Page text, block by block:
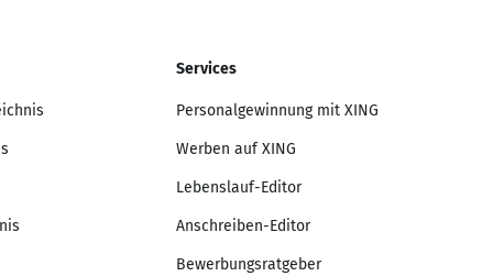
Services
Personalgewinnung mit XING
Werben auf XING
Lebenslauf-Editor
Anschreiben-Editor
Bewerbungsratgeber